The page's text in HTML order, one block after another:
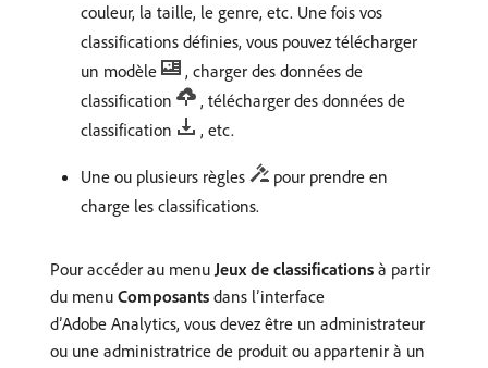
couleur, la taille, le genre, etc. Une fois vos
classifications définies, vous pouvez télécharger
un modèle
, charger des données de
classification
, télécharger des données de
classification
, etc.
Une ou plusieurs règles
pour prendre en
charge les classifications.
Pour accéder au menuJeux de classifications à partir
du menu Composants dans l’interface
d’Adobe Analytics, vous devez être un administrateur
ou une administratrice de produit ou appartenir à un